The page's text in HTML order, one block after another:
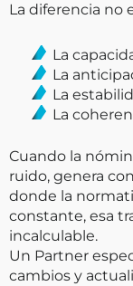
La diferencia no
La
La
La
La
Cuando la
ruido, genera
donde la
constante, esa
incalculable.
Un Partner
cambios y